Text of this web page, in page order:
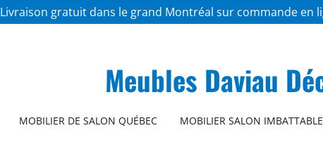
Livraison gratuit dans le grand Montréal sur commande en
Meubles Daviau
MOBILIER DE SALON QUÉBEC MOBILIER SALON IMBATTABLE